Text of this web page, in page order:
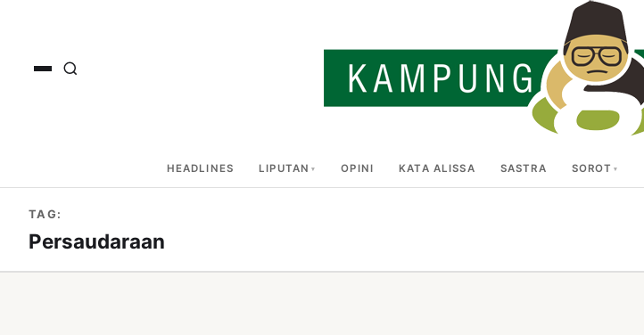
HEADLINES LIPUTAN OPINI KATA ALISSA SASTRA SOROT
TAG:
Persaudaraan